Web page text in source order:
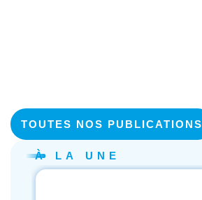
TOUTES NOS PUBLICATIONS
À LA UNE